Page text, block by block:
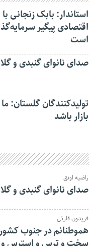
اقتصادی پیگیر
است
صدای نانوای گنبدی و
تولیدکنندگان گلستان:
بازار باشد
راضیه اونق
صدای نانوای گنبدی و
فریدون قارئی
هموطنانم در جنوب